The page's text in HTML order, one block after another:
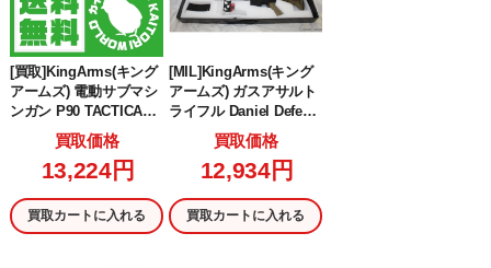
[買取]KingArms(キング
アームズ) 電動サブマシ
ンガン P90 TACTICAL
(タクティカル) MOSFE
T搭載ver DE(ダークア
ース)(KA-AG-93-DE) (18
買取価格
13,224円
買取カートに入れる
[MIL]KingArms(キング
アームズ) ガスアサルト
ライフル Daniel Defens
e MK18 GBB【JASG認
定】 BK(ブラック/黒)/D
E(ダークアース)(EMG-G
用)
買取価格
12,934円
買取カートに入れる